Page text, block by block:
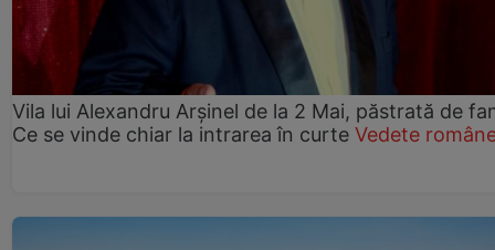
Vila lui Alexandru Arșinel de la 2 Mai, păstrată de
Ce se vinde chiar la intrarea în curte Vedete